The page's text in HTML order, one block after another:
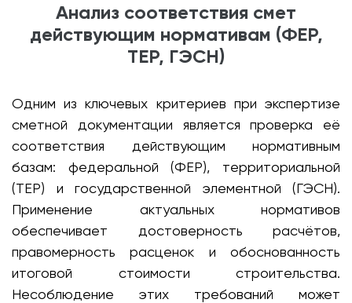
Анализ соответствия смет
действующим нормативам (ФЕР,
ТЕР, ГЭСН)
Одним из ключевых критериев при экспертизе
сметной документации является проверка её
соответствия действующим нормативным
базам: федеральной (ФЕР), территориальной
(ТЕР) и государственной элементной (ГЭСН).
Применение актуальных нормативов
обеспечивает достоверность расчётов,
правомерность расценок и обоснованность
итоговой стоимости строительства.
Несоблюдение этих требований может